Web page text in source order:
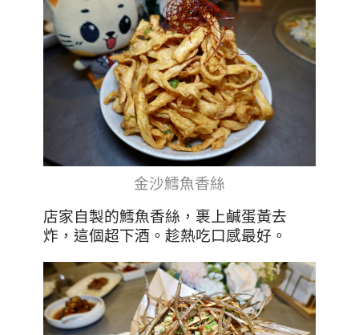
金沙鱈魚香絲
店家自製的鱈魚香絲，裹上鹹蛋黃去
炸，這個超下酒。趁熱吃口感最好。